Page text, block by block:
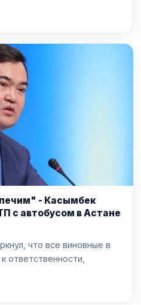
- Касымбек
с автобусом в Астане
что все виновные в
ответственности,